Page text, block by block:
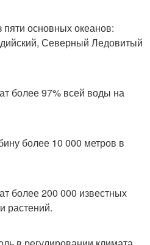
пяти основных океанов:
Северный Ледовитый
более 97% всей воды на
более 10 000 метров в
более 200 000 известных
растений.